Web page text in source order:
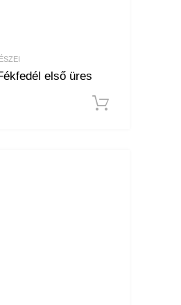
első üres